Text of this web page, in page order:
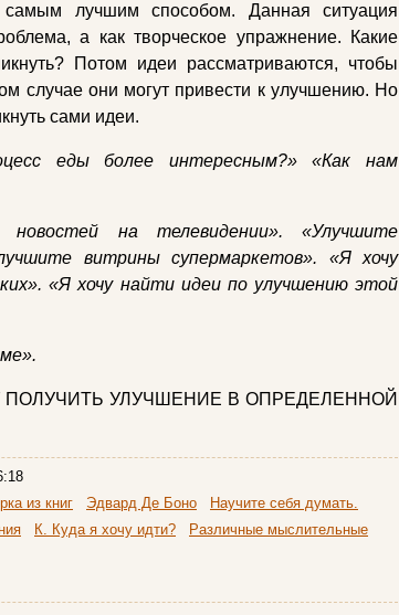
самым лучшим способом. Данная ситуация
а как творческое упражнение. Какие
Потом идеи рассматриваются, чтобы
случае они могут привести к улучшению. Но
сами идеи.
еды более интересным?» «Как нам
новостей на телевидении». «Улучшите
витрины супермаркетов». «Я хочу
«Я хочу найти идеи по улучшению этой
ПОЛУЧИТЬ УЛУЧШЕНИЕ В ОПРЕДЕЛЕННОЙ
из книг Эдвард Де Боно
Научите себя думать.
К. Куда я хочу идти?
Различные мыслительные